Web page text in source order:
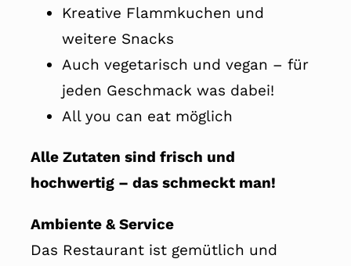
Kreative Flammkuchen und
weitere Snacks
Auch vegetarisch und vegan – für
jeden Geschmack was dabei!
All you can eat möglich
Alle Zutaten sind frisch und
hochwertig – das schmeckt man!
Ambiente & Service
Das Restaurant ist gemütlich und